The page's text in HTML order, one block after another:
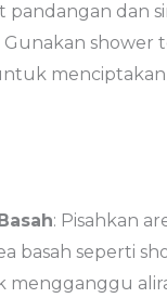
dan
Gunakan shower
: Pisahkan
basah seperti
mengganggu